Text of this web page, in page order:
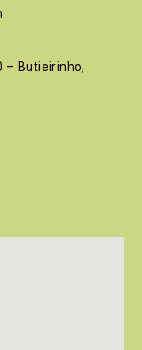
– Butieirinho,